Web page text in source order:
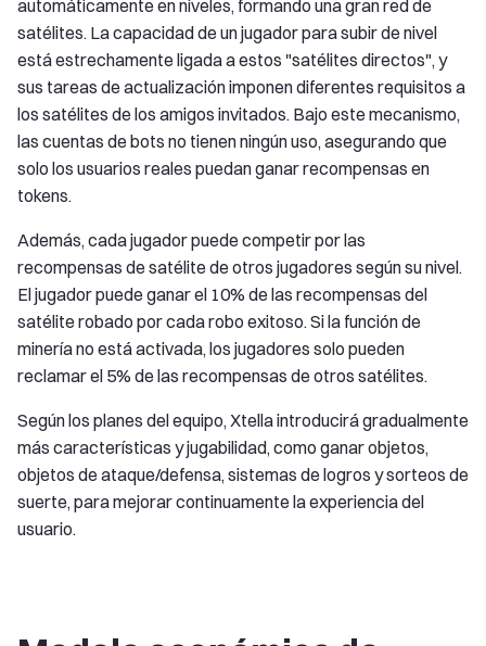
automáticamente en niveles, formando una gran red de
satélites. La capacidad de un jugador para subir de nivel
está estrechamente ligada a estos "satélites directos", y
sus tareas de actualización imponen diferentes requisitos a
los satélites de los amigos invitados. Bajo este mecanismo,
las cuentas de bots no tienen ningún uso, asegurando que
solo los usuarios reales puedan ganar recompensas en
tokens.
Además, cada jugador puede competir por las
recompensas de satélite de otros jugadores según su nivel.
El jugador puede ganar el 10% de las recompensas del
satélite robado por cada robo exitoso. Si la función de
minería no está activada, los jugadores solo pueden
reclamar el 5% de las recompensas de otros satélites.
Según los planes del equipo, Xtella introducirá gradualmente
más características y jugabilidad, como ganar objetos,
objetos de ataque/defensa, sistemas de logros y sorteos de
suerte, para mejorar continuamente la experiencia del
usuario.